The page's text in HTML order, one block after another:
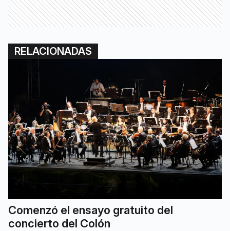
RELACIONADAS
Comenzó el ensayo gratuito del
concierto del Colón